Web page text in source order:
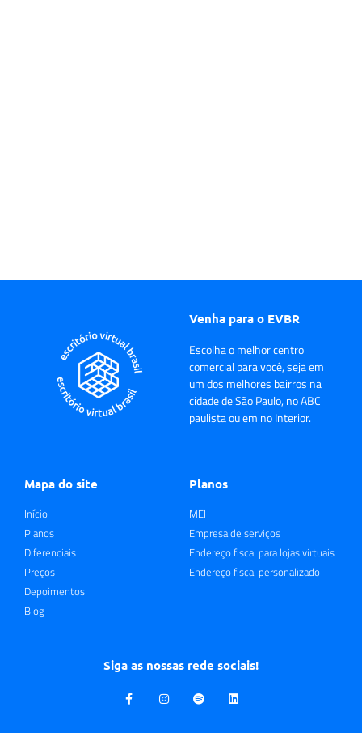
Venha para o EVBR
Escolha o melhor centro
comercial para você, seja em
um dos melhores bairros na
cidade de São Paulo, no ABC
paulista ou em no Interior.
Mapa do site
Início
Planos
Diferenciais
Preços
Depoimentos
Blog
Planos
MEI
Empresa de serviços
Endereço fiscal para lojas virtuais
Endereço fiscal personalizado
Siga as nossas rede sociais!